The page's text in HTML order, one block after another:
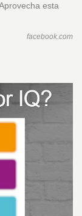
esta
facebook.com